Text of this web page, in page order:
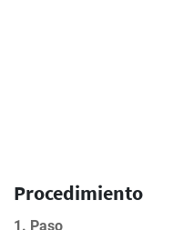
Procedimiento
1. Paso